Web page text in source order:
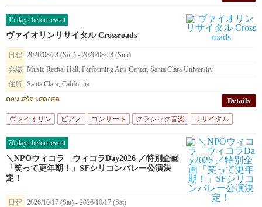
15 days before event
ヴァイオリンリサイタル Crossroads
日程
2026/08/23 (Sun) - 2026/08/23 (Sun)
会場 Music Recital Hall, Performing Arts Center, Santa Clara University
住所 Santa Clara, California
คอนเสริตแสดงสด
Details
ヴァイオリン ピアノ コンサート クラシック音楽 リサイタル
70 days before event
＼NPOウィコラ ウィコラDay2026 ／特別企画
「笑って更年期！」SFシリコンバレー公演決
定！
日程
2026/10/17 (Sat) - 2026/10/17 (Sat)